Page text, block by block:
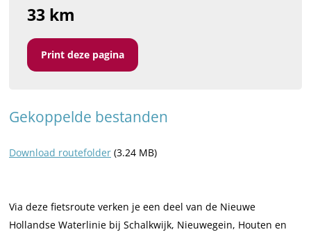
33 km
Print deze pagina
Gekoppelde bestanden
Download routefolder (3.24 MB)
Via deze fietsroute verken je een deel van de Nieuwe
Hollandse Waterlinie bij Schalkwijk, Nieuwegein, Houten en